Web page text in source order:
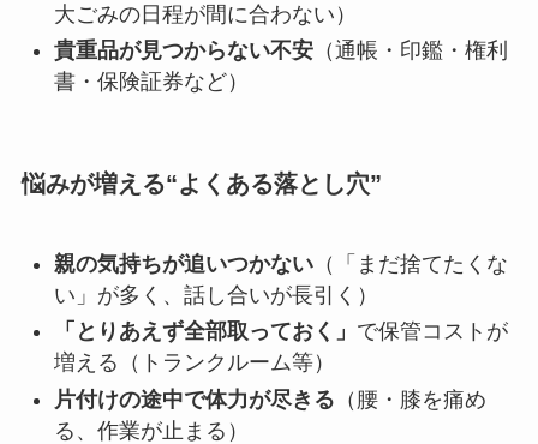
大ごみの日程が間に合わない）
貴重品が見つからない不安（通帳・印鑑・権利
書・保険証券など）
悩みが増える“よくある落とし穴”
親の気持ちが追いつかない（「まだ捨てたくな
い」が多く、話し合いが長引く）
「とりあえず全部取っておく」 で保管コストが
増える（トランクルーム等）
片付けの途中で体力が尽きる （腰・膝を痛め
る、作業が止まる）